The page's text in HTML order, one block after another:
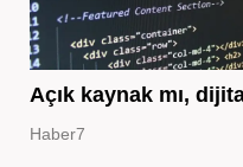
Açık kaynak mı,
Haber7